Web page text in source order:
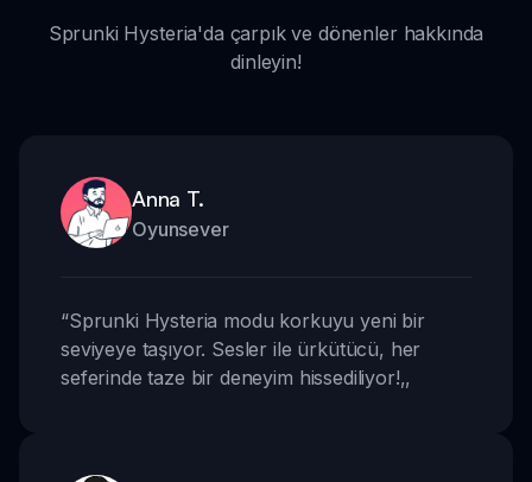
Sprunki Hysteria'da çarpık ve dönenler hakkında
dinleyin!
Anna T.
Oyunsever
“Sprunki Hysteria modu korkuyu yeni bir
seviyeye taşıyor. Sesler ile ürkütücü, her
seferinde taze bir deneyim hissediliyor!,,